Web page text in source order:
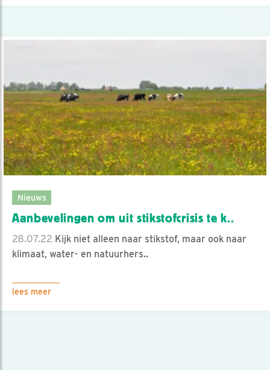
Nieuws
Aanbevelingen om uit stikstofcrisis te k..
28.07.22 Kijk niet alleen naar stikstof, maar ook naar
klimaat, water- en natuurhers..
lees meer